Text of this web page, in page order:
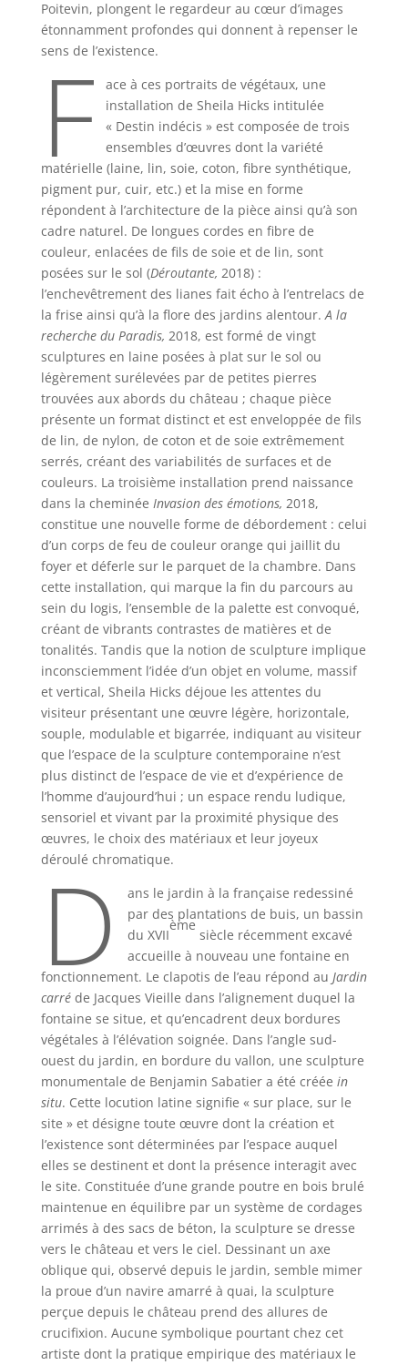
Poitevin, plongent le regardeur au cœur d’images
étonnamment profondes qui donnent à repenser le
sens de l’existence.
F
ace à ces portraits de végétaux, une
installation de Sheila Hicks intitulée
« Destin indécis » est composée de trois
ensembles d’œuvres dont la variété
matérielle (laine, lin, soie, coton, fibre synthétique,
pigment pur, cuir, etc.) et la mise en forme
répondent à l’architecture de la pièce ainsi qu’à son
cadre naturel. De longues cordes en fibre de
couleur, enlacées de fils de soie et de lin, sont
posées sur le sol (Déroutante, 2018) :
l’enchevêtrement des lianes fait écho à l’entrelacs de
la frise ainsi qu’à la flore des jardins alentour.A la
recherche du Paradis, 2018, est formé de vingt
sculptures en laine posées à plat sur le sol ou
légèrement surélevées par de petites pierres
trouvées aux abords du château ; chaque pièce
présente un format distinct et est enveloppée de fils
de lin, de nylon, de coton et de soie extrêmement
serrés, créant des variabilités de surfaces et de
couleurs. La troisième installation prend naissance
dans la cheminée Invasion des émotions, 2018,
constitue une nouvelle forme de débordement : celui
d’un corps de feu de couleur orange qui jaillit du
foyer et déferle sur le parquet de la chambre. Dans
cette installation, qui marque la fin du parcours au
sein du logis, l’ensemble de la palette est convoqué,
créant de vibrants contrastes de matières et de
tonalités. Tandis que la notion de sculpture implique
inconsciemment l’idée d’un objet en volume, massif
et vertical, Sheila Hicks déjoue les attentes du
visiteur présentant une œuvre légère, horizontale,
souple, modulable et bigarrée, indiquant au visiteur
que l’espace de la sculpture contemporaine n’est
plus distinct de l’espace de vie et d’expérience de
l’homme d’aujourd’hui ; un espace rendu ludique,
sensoriel et vivant par la proximité physique des
œuvres, le choix des matériaux et leur joyeux
déroulé chromatique.
D
ans le jardin à la française redessiné
par des plantations de buis, un bassin
du XVII
ème
siècle récemment excavé
accueille à nouveau une fontaine en
fonctionnement. Le clapotis de l’eau répond au Jardin
carréde Jacques Vieille dans l’alignement duquel la
fontaine se situe, et qu’encadrent deux bordures
végétales à l’élévation soignée. Dans l’angle sud-
ouest du jardin, en bordure du vallon, une sculpture
monumentale de Benjamin Sabatier a été créée in
situ. Cette locution latine signifie « sur place, sur le
site » et désigne toute œuvre dont la création et
l’existence sont déterminées par l’espace auquel
elles se destinent et dont la présence interagit avec
le site. Constituée d’une grande poutre en bois brulé
maintenue en équilibre par un système de cordages
arrimés à des sacs de béton, la sculpture se dresse
vers le château et vers le ciel. Dessinant un axe
oblique qui, observé depuis le jardin, semble mimer
la proue d’un navire amarré à quai, la sculpture
perçue depuis le château prend des allures de
crucifixion. Aucune symbolique pourtant chez cet
artiste dont la pratique empirique des matériaux le